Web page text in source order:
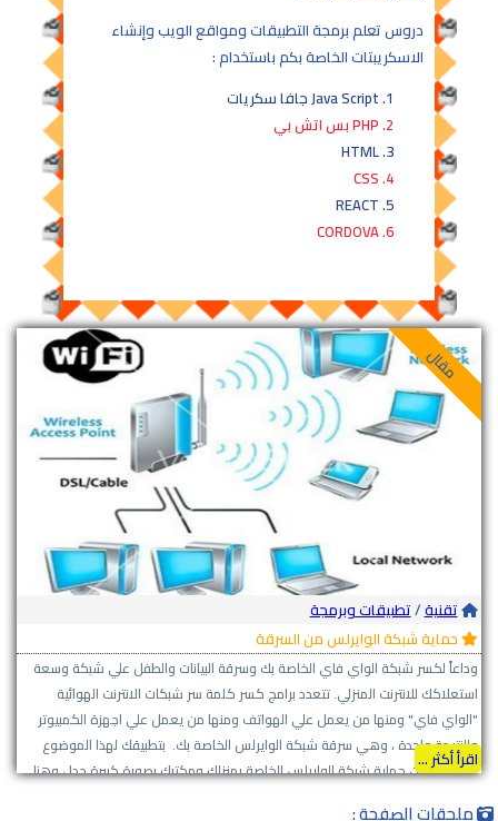
دروس تعلم برمجة التطبيقات ومواقع الويب وإنشاء
الاسكريبتات الخاصة بكم باستخدام :
Java Script جافا سكريات
PHP بس اتش بي
HTML
CSS
REACT
CORDOVA
مقال
تقنية/تطبيقات وبرمجة
حماية شبكة الوايرلس من السرقة
وداعاً لكسر شبكة الواي فاي الخاصة بك وسرقة البيانات والطفل علي شبكة وسعة
استعلاكك للانترنت المنزلي. تتعدد برامج كسر كلمة سر شبكات الانترنت الهوائية
"الواي فاي" ومنها من يعمل علي الهواتف ومنها من يعمل علي اجهزة الكمبيوتر
والنتيجة واحدة ، وهي سرقة شبكة الوايرلس الخاصة بك. بتطبيقك لهذا الموضوع
ستتمكن من حماية شبكة الوايرلس الخاصة بمنزلك ومكتبك بصورة كبيرة جدا ، وهنا
اقرأ أكثر ...
ملحقات الصفحة :